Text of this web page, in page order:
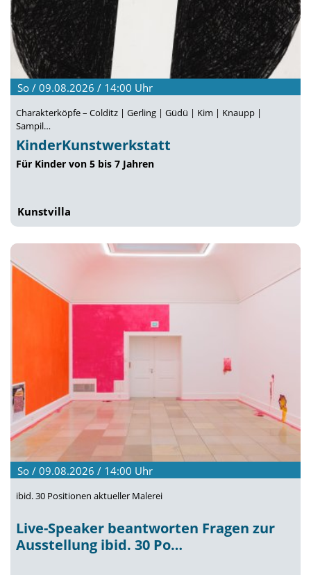
So / 09.08.2026 / 14:00 Uhr
Charakterköpfe – Colditz | Gerling | Güdü | Kim | Knaupp |
Sampil…
KinderKunstwerkstatt
Für Kinder von 5 bis 7 Jahren
Kunstvilla
So / 09.08.2026 / 14:00 Uhr
ibid. 30 Positionen aktueller Malerei
Live-Speaker beantworten Fragen zur
Ausstellung ibid. 30 Po…